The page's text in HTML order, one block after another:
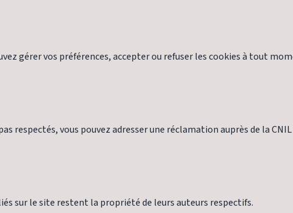
gérer vos préférences, accepter ou refuser les cookies à tout
respectés, vous pouvez adresser une réclamation auprès de la CNIL
sur le site restent la propriété de leurs auteurs respectifs.